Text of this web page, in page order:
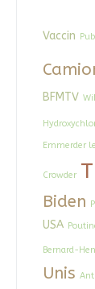
Vaccin
BFMTV
Emmerder
Crowder
Biden
USA
Bernard-
Unis